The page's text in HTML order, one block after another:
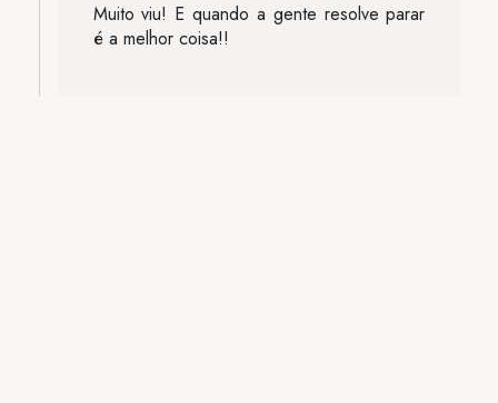
Muito viu! E quando a gente resolve parar
é a melhor coisa!!